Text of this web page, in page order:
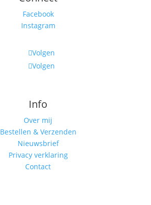
Facebook
Instagram
Volgen
Volgen
Info
Over mij
Bestellen & Verzenden
Nieuwsbrief
Privacy verklaring
Contact